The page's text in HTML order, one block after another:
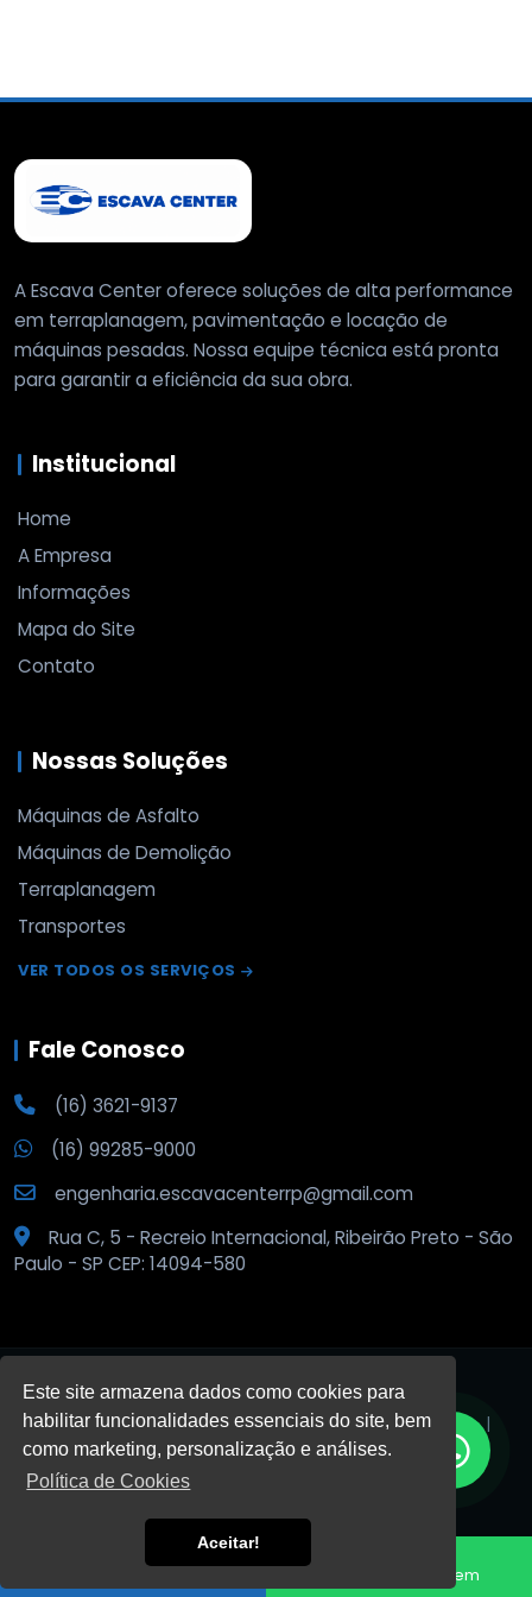
Este site armazena dados como cookies para
habilitar funcionalidades essenciais do site, bem
como marketing, personalização e análises.
Política de Cookies
Aceitar!
A Escava Center oferece soluções de alta performance
em terraplanagem, pavimentação e locação de
máquinas pesadas. Nossa equipe técnica está pronta
para garantir a eficiência da sua obra.
Institucional
Home
A Empresa
Informações
Mapa do Site
Contato
Nossas Soluções
Máquinas de Asfalto
Máquinas de Demolição
Terraplanagem
Transportes
VER TODOS OS SERVIÇOS
Fale Conosco
(16) 3621-9137
(16) 99285-9000
engenharia.escavacenterrp@gmail.com
Rua C, 5 - Recreio Internacional, Ribeirão Preto - São
Paulo - SP CEP: 14094-580
© 2026Escava Center .Todos os direitos reservados. |
Privacidade
HTML5 VALID CSS3 Enviar Mensagem